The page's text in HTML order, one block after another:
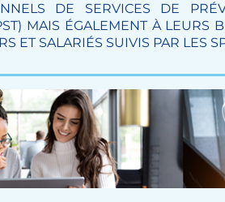
DE SERVICES DE
MAIS ÉGALEMENT À LEURS
ET SALARIÉS SUIVIS PAR LES